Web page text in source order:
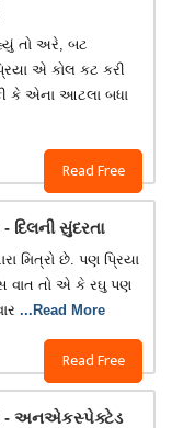
Read Free
તો અરે, બટ
એ કોલ કટ કરી
કે એના આટલા બધા
- દિલની સુંદરતા
Read Free
મિત્રો છે. પણ પ્રિયા
તો એ કે રઘુ પણ
...Read More
3 - અનએકસ્પેક્ટેડ